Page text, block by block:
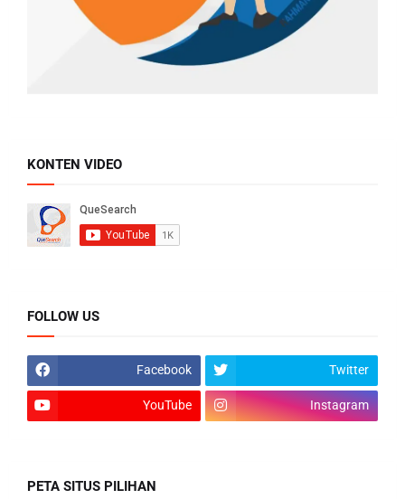
KONTEN VIDEO
FOLLOW US
Facebook Twitter
YouTube Instagram
PETA SITUS PILIHAN